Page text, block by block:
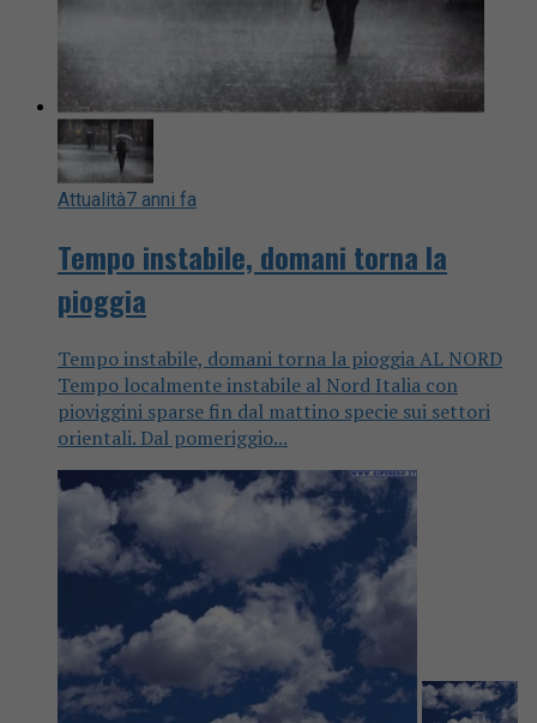
Attualità7 anni fa
Tempo instabile, domani torna la
pioggia
Tempo instabile, domani torna la pioggia AL NORD
Tempo localmente instabile al Nord Italia con
pioviggini sparse fin dal mattino specie sui settori
orientali. Dal pomeriggio...